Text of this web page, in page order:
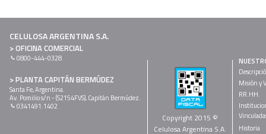
CELULOSA ARGENTINA S.A.
> OFICINA COMERCIAL
0800-444-0328
> PLANTA CAPITÁN BERMÚDEZ
Santa Fe, Argentina.
Av. Pomilio s/n - (S2154FVS), Capitán Bermúdez.
0341491.1402
Copyright 2015 ©
Celulosa Argentina S.A.
Misión y
RR.HH.
Historia